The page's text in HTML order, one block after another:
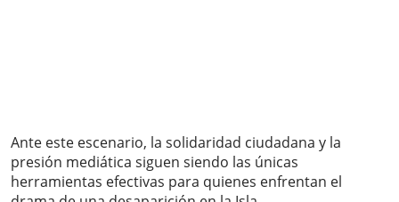
Ante este escenario, la solidaridad ciudadana y la
presión mediática siguen siendo las únicas
herramientas efectivas para quienes enfrentan el